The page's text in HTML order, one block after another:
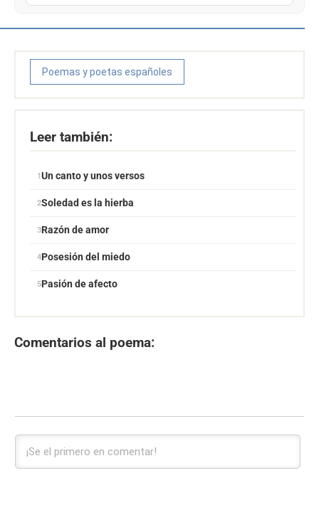
Poemas y poetas españoles
Leer también:
Un canto y unos versos
Soledad es la hierba
Razón de amor
Posesión del miedo
Pasión de afecto
Comentarios al poema: